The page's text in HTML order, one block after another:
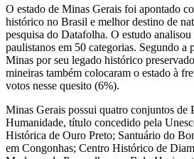
O estado de Minas Gerais foi apontado
histórico no Brasil e melhor destino de
pesquisa do Datafolha. O estudo
paulistanos em 50 categorias. Segundo a
Minas por seu legado histórico
mineiras também colocaram o estado à
votos nesse quesito (6%).
Minas Gerais possui quatro conjuntos de
Humanidade, título concedido pela
Histórica de Ouro Preto; Santuário do
em Congonhas; Centro Histórico de